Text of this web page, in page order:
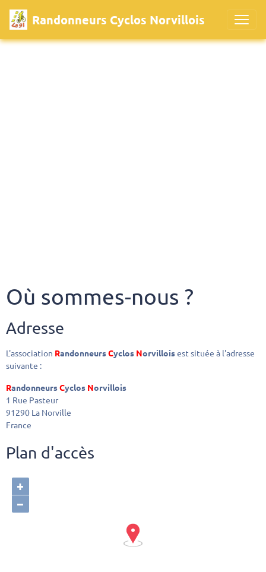
Randonneurs Cyclos Norvillois
Où sommes-nous ?
Adresse
L'association RandonneursCyclos Norvilloisest située à l'adresse
suivante :
RandonneursCyclos Norvillois
1 Rue Pasteur
91290 La Norville
France
Plan d'accès
+
−